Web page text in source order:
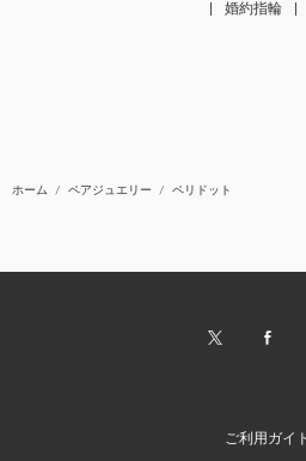
婚約指輪
ホーム ペアジュエリー ペリドット
ご利用ガイ